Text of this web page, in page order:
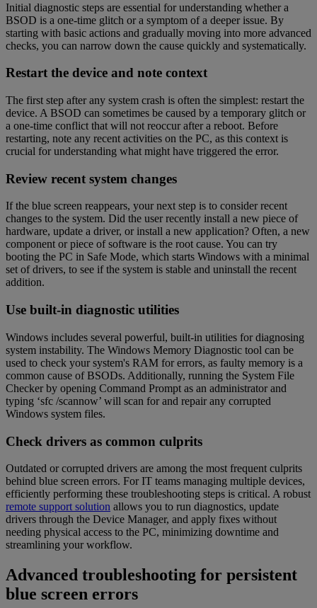
Initial diagnostic steps are essential for understanding whether a
BSOD is a one-time glitch or a symptom of a deeper issue. By
starting with basic actions and gradually moving into more advanced
checks, you can narrow down the cause quickly and systematically.
Restart the device and note context
The first step after any system crash is often the simplest: restart the
device. A BSOD can sometimes be caused by a temporary glitch or
a one-time conflict that will not reoccur after a reboot. Before
restarting, note any recent activities on the PC, as this context is
crucial for understanding what might have triggered the error.
Review recent system changes
If the blue screen reappears, your next step is to consider recent
changes to the system. Did the user recently install a new piece of
hardware, update a driver, or install a new application? Often, a new
component or piece of software is the root cause. You can try
booting the PC in Safe Mode, which starts Windows with a minimal
set of drivers, to see if the system is stable and uninstall the recent
addition.
Use built-in diagnostic utilities
Windows includes several powerful, built-in utilities for diagnosing
system instability. The Windows Memory Diagnostic tool can be
used to check your system's RAM for errors, as faulty memory is a
common cause of BSODs. Additionally, running the System File
Checker by opening Command Prompt as an administrator and
typing ‘sfc /scannow’ will scan for and repair any corrupted
Windows system files.
Check drivers as common culprits
Outdated or corrupted drivers are among the most frequent culprits
behind blue screen errors. For IT teams managing multiple devices,
efficiently performing these troubleshooting steps is critical. A robust
remote support solution allows you to run diagnostics, update
drivers through the Device Manager, and apply fixes without
needing physical access to the PC, minimizing downtime and
streamlining your workflow.
Advanced troubleshooting for persistent
blue screen errors